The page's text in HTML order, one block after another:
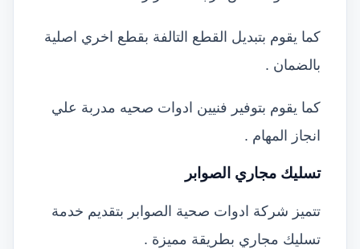
كما يقوم بتبديل القطع التالفة بقطع اخري اصلية
بالضمان .
كما يقوم بتوفير فنيين ادوات صحيه مدربة علي
انجاز المهام .
تسليك مجاري الصوابر
تتميز شركة ادوات صحية الصوابر بتقديم خدمة
تسليك مجاري بطريقة مميزة .